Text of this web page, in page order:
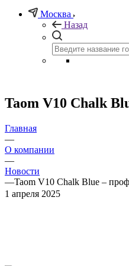
Москва
Назад
Taom V10 Chalk
Главная
—
О компании
—
Новости
—Taom V10 Chalk Blue –
1 апреля 2025